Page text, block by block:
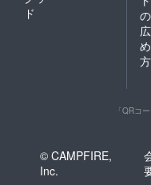
ド
の
広
め
方
「QRコ
© CAMPFIRE,
Inc.